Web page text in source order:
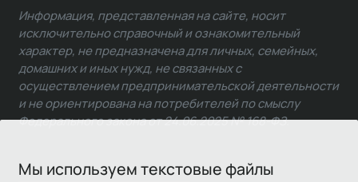
Мы используем текстовые файлы
Информация, представленная на сайте, носит
исключительно справочный и ознакомительный
характер, не предназначена для личных, семейных,
домашних и иных нужд, не связанных с
осуществлением предпринимательской деятельности
и не ориентирована на потребителей по смыслу
Федерального закона от 24.06.2025 № 168-ФЗ.